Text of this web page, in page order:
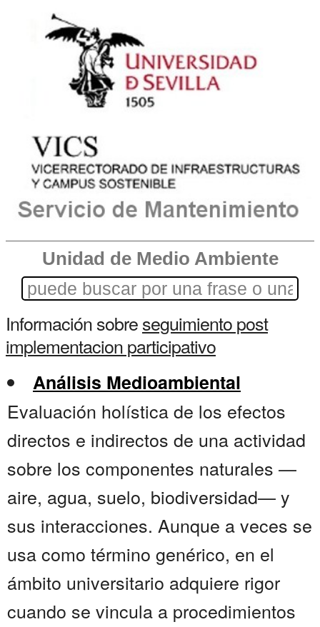
Unidad de Medio Ambiente
Información sobreseguimiento post
implementacion participativo
Análisis Medioambiental
Evaluación holística de los efectos
directos e indirectos de una actividad
sobre los componentes naturales —
aire, agua, suelo, biodiversidad— y
sus interacciones. Aunque a veces se
usa como término genérico, en el
ámbito universitario adquiere rigor
cuando se vincula a procedimientos